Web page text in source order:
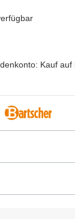
Kauf auf